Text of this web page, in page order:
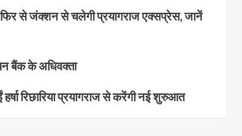
से जंक्शन से चलेगी प्रयागराज एक्सप्रेस, जानें
बैंक के अधिवक्ता
रिछारिया प्रयागराज से करेंगी नई शुरुआत